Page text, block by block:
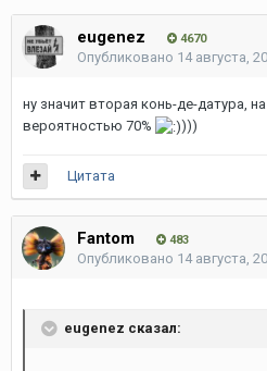
eugenez 4670
Опубликовано 14 августа,
ну значит вторая конь-де-датура,
вероятностью 70%
)))
Цитата
Fantom 483
Опубликовано 14 августа,
eugenez сказал: